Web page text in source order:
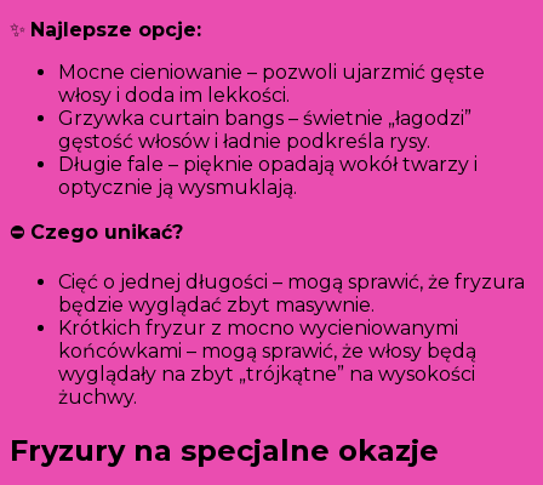
✨ Najlepsze opcje:
Mocne cieniowanie – pozwoli ujarzmić gęste
włosy i doda im lekkości.
Grzywka curtain bangs – świetnie „łagodzi”
gęstość włosów i ładnie podkreśla rysy.
Długie fale – pięknie opadają wokół twarzy i
optycznie ją wysmuklają.
⛔ Czego unikać?
Cięć o jednej długości – mogą sprawić, że fryzura
będzie wyglądać zbyt masywnie.
Krótkich fryzur z mocno wycieniowanymi
końcówkami – mogą sprawić, że włosy będą
wyglądały na zbyt „trójkątne” na wysokości
żuchwy.
Fryzury na specjalne okazje